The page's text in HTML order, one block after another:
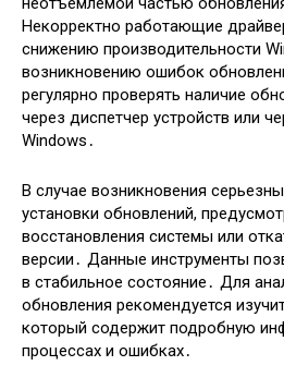
Некорректно работающие
снижению производительности
возникновению ошибок
регулярно проверять наличие
через диспетчер устройств или
Windows․
В случае возникновения
установки обновлений,
восстановления системы или
версии․ Данные инструменты
в стабильное состояние․ Для
обновления рекомендуется
который содержит подробную
процессах и ошибках․